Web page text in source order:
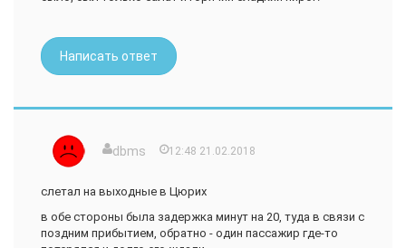
Написать ответ
dbms 12:48 21.02.2018
слетал на выходные в Цюрих
в обе стороны была задержка минут на 20, туда в связи с
поздним прибытием, обратно - один пассажир где-то